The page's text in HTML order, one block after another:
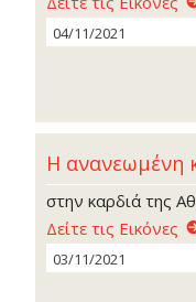
04/11/2021
Η ανανεωμένη
στην καρδιά της
Δείτε τις Εικόνες
03/11/2021